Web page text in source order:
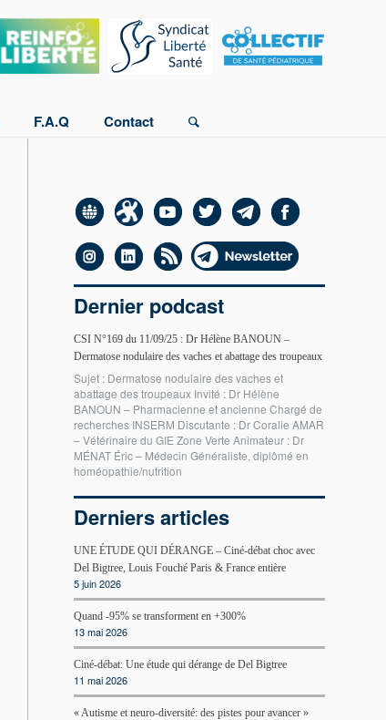
F.A.Q Contact
Dernier podcast
CSI N°169 du 11/09/25 : Dr Hélène BANOUN –
Dermatose nodulaire des vaches et abattage des troupeaux
Sujet : Dermatose nodulaire des vaches et
abattage des troupeaux Invité : Dr Hélène
BANOUN – Pharmacienne et ancienne Chargé de
recherches INSERM Discutante : Dr Coralie AMAR
– Vétérinaire du GIE Zone Verte Animateur : Dr
MÉNAT Éric – Médecin Généraliste, diplômé en
homéopathie/nutrition
Derniers articles
UNE ÉTUDE QUI DÉRANGE – Ciné-débat choc avec
Del Bigtree, Louis Fouché Paris & France entière
5 juin 2026
Quand -95% se transforment en +300%
13 mai 2026
Ciné-débat: Une étude qui dérange de Del Bigtree
11 mai 2026
« Autisme et neuro-diversité: des pistes pour avancer »